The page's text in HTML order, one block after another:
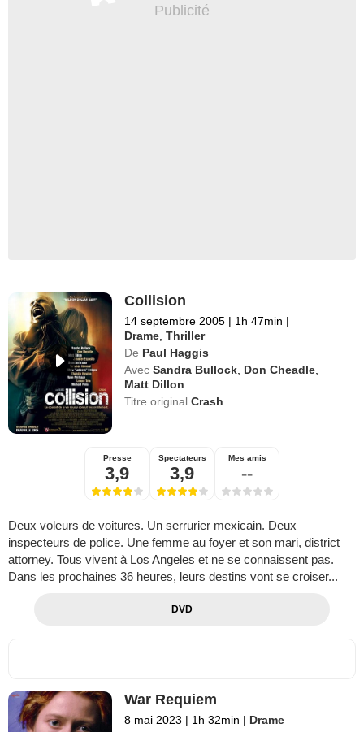
Collision
14 septembre 2005 | 1h 47min |
Drame ,Thriller
De Paul Haggis
Avec Sandra Bullock Don Cheadle
Matt Dillon
Titre originalCrash
Presse
3,9
Spectateurs
3,9
Mes amis
--
Deux voleurs de voitures. Un serrurier mexicain. Deux
inspecteurs de police. Une femme au foyer et son mari, district
attorney. Tous vivent à Los Angeles et ne se connaissent pas.
Dans les prochaines 36 heures, leurs destins vont se croiser...
DVD
War Requiem
8 mai 2023 | 1h 32min | Drame